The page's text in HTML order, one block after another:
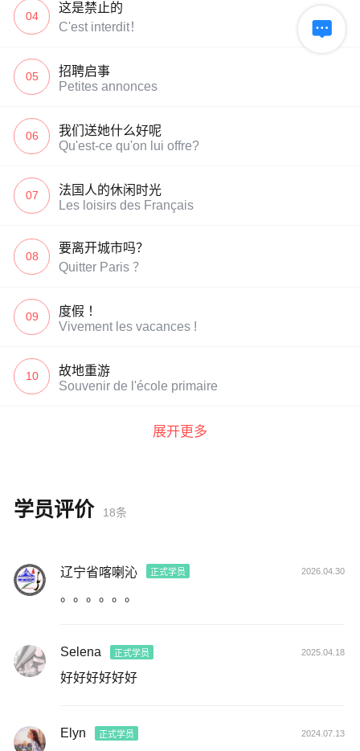
04
这是禁止的
C'est interdit！
05
招聘启事
Petites annonces
06
我们送她什么好呢
Qu'est-ce qu'on lui offre?
07
法国人的休闲时光
Les loisirs des Français
08
要离开城市吗？
Quitter Paris ？
09
度假 ！
Vivement les vacances !
10
故地重游
Souvenir de l'école primaire
展开更多
学员评价 18条
辽宁省喀喇沁 正式学员 2026.04.30
。。。。。。
Selena 正式学员 2025.04.18
好好好好好好
Elyn 正式学员 2024.07.13
